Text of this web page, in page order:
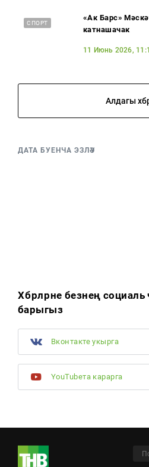
СПОРТ
«Ак Барс»
катнашачак
11 Июнь 2026,
Алдагы
ДАТА БУЕНЧА ЭЗЛӘҮ
Хәбәрләрне безнең социаль
барыгыз
Вконтакте укырга
YouTubeта карарга